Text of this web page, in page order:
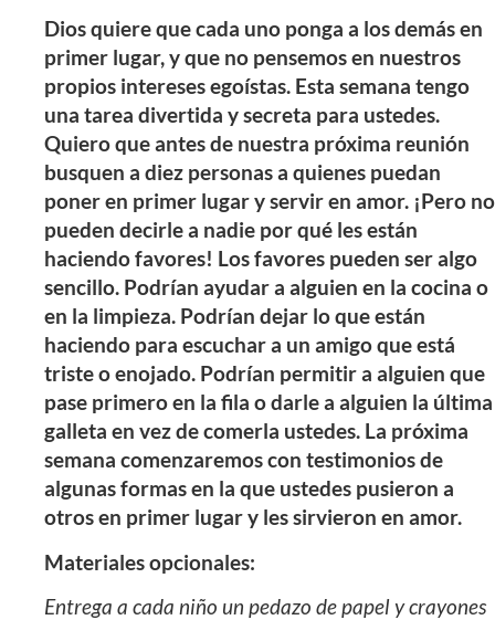
Dios quiere que cada uno ponga a los demás en
primer lugar, y que no pensemos en nuestros
propios intereses egoístas. Esta semana tengo
una tarea divertida y secreta para ustedes.
Quiero que antes de nuestra próxima reunión
busquen a diez personas a quienes puedan
poner en primer lugar y servir en amor. ¡Pero no
pueden decirle a nadie por qué les están
haciendo favores! Los favores pueden ser algo
sencillo. Podrían ayudar a alguien en la cocina o
en la limpieza. Podrían dejar lo que están
haciendo para escuchar a un amigo que está
triste o enojado. Podrían permitir a alguien que
pase primero en la fila o darle a alguien la última
galleta en vez de comerla ustedes. La próxima
semana comenzaremos con testimonios de
algunas formas en la que ustedes pusieron a
otros en primer lugar y les sirvieron en amor.
Materiales opcionales:
Entrega a cada niño un pedazo de papel y crayones